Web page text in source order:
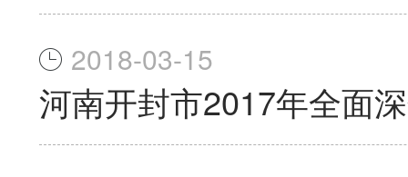
2018-03-15
河南开封市2017年全面